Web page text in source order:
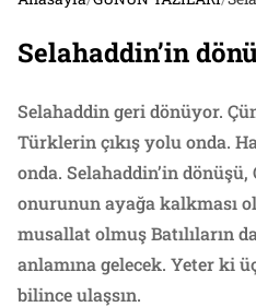
Selahaddin’in
Selahaddin geri dönüyor.
Türklerin çıkış yolu onda.
onda. Selahaddin’in
onurunun ayağa kalkması
musallat olmuş Batılıların
anlamına gelecek. Yeter ki
bilince ulaşsın.